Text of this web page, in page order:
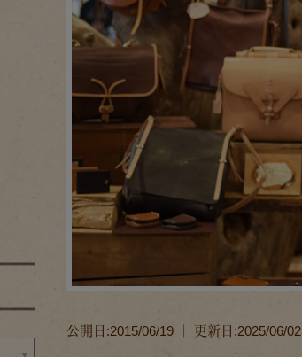
公開日:2015/06/19 ｜ 更新日:2025/06/02